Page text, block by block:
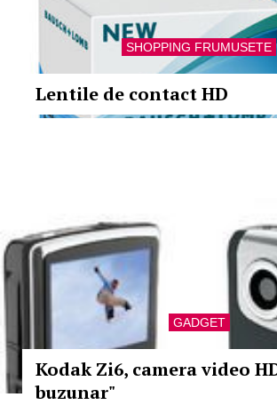
SHOPPING FRUMUSETE
Lentile de contact HD
GADGET
Kodak Zi6, camera video
buzunar"